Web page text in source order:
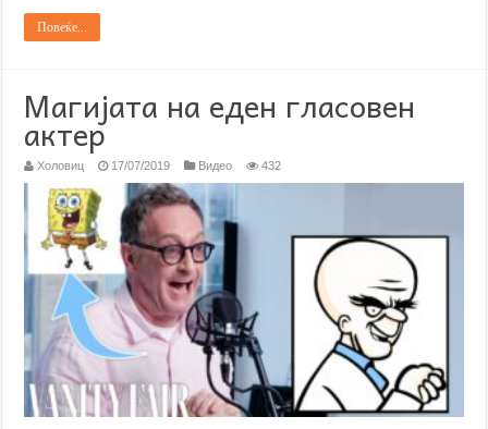
Повеќе...
Магијата на еден гласовен
актер
Холовиц 17/07/2019 Видео 432